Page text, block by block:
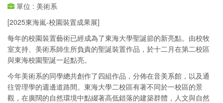
單位 : 美術系
[2025東海嵐-校園裝置成果展]
每年的校園裝置藝術已經成為了東海大學聖誕節的新亮點。由校牧
室支持、美術系師生所負責的聖誕裝置作品，於十二月在第二校區
與東海校園聖誕一起點亮。
今年美術系的同學總共創作了四組作品，分佈在音美系館，以及通
往管理學的週邊道路間。東海大學二校區有著不同於一校區的景
觀，在廣闊的自然環境中點綴著高低錯落的建築群體，人文與自然